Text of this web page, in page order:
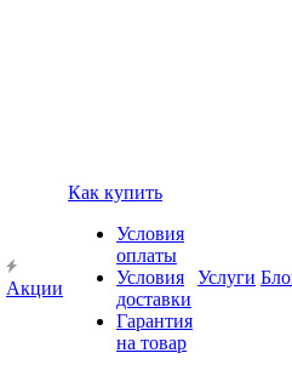
Акции
Как купить
Условия
оплаты
Условия
доставки
Гарантия
на товар
Услуги